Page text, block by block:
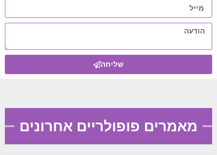
שליחה
מאמרים פופולריים אחרונים